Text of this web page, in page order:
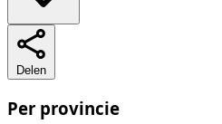
Delen
Per provincie